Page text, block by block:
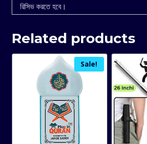
রিসিভ করতে হবে।
Related products
Sale!